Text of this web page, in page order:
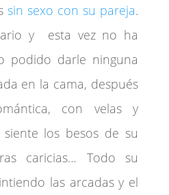
sin sexo con su pareja.
y esta vez no ha
podido darle ninguna
en la cama, después
con velas y
los besos de su
caricias… Todo su
las arcadas y el